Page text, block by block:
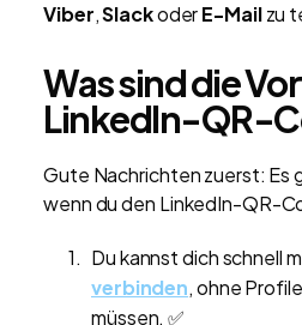
Viber,SlackoderE-Mailzu
Was sind die
LinkedIn-QR-
Gute Nachrichten zuerst: Es
wenn du den LinkedIn-QR-
Du kannst dich schnell
verbinden, ohne
müssen. ✅